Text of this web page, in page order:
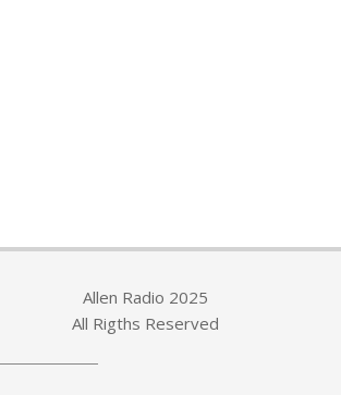
Allen Radio 2025
All Rigths Reserved